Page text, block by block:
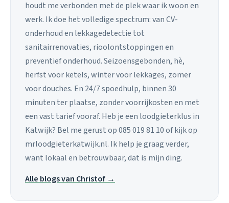
houdt me verbonden met de plek waar ik woon en
werk. Ik doe het volledige spectrum: van CV-
onderhoud en lekkagedetectie tot
sanitairrenovaties, rioolontstoppingen en
preventief onderhoud. Seizoensgebonden, hè,
herfst voor ketels, winter voor lekkages, zomer
voor douches. En 24/7 spoedhulp, binnen 30
minuten ter plaatse, zonder voorrijkosten en met
een vast tarief vooraf. Heb je een loodgieterklus in
Katwijk? Bel me gerust op 085 019 81 10 of kijk op
mrloodgieterkatwijk.nl. Ik help je graag verder,
want lokaal en betrouwbaar, dat is mijn ding.
Alle blogs van Christof →